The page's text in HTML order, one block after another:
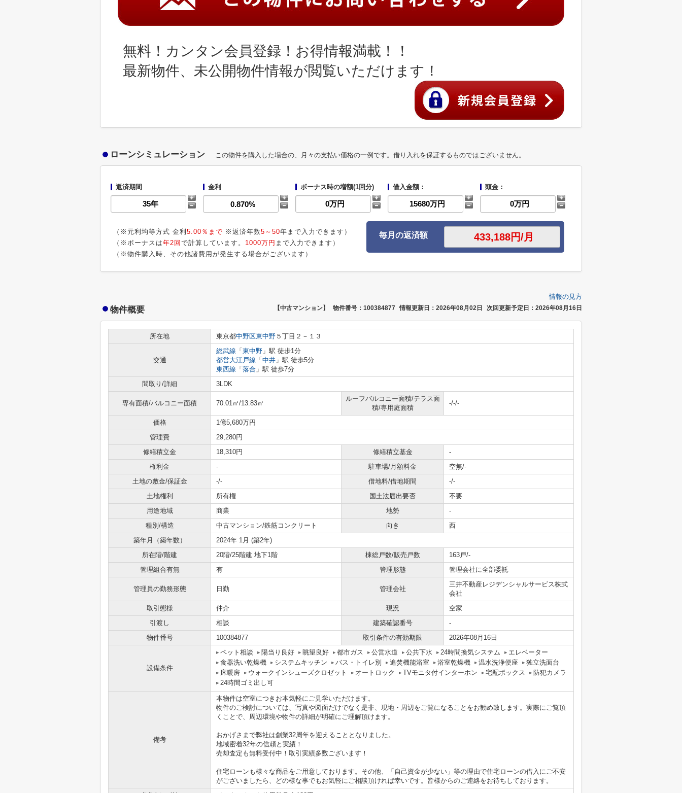
無料！カンタン会員登録！お得情報満載！！
最新物件、未公開物件情報が閲覧いただけます！
ローンシミュレーション この物件を購入した場合の、月々の支払い価格の一例です。借り入れを保証するものではございません。
返済期間 金利 ボーナス時の増額(1回分) 借入金額： 頭金：
（※元利均等方式 金利 5.00％まで ※返済年数5～50年まで入力できます）
（※ボーナスは年2回 で計算しています。 1000万円 まで入力できます）
（※物件購入時、その他諸費用が発生する場合がございます）
毎月の返済額
情報の見方
物件概要 【中古マンション】 物件番号：100384877 情報更新日：2026年08月02日 次回更新予定日：2026年08月16日
所在地 東京都中野区東中野 ５丁目２－１３
交通
総武線 「 東中野 」駅 徒歩1分
都営大江戸線 「 中井 」駅 徒歩5分
東西線 「 落合 」駅 徒歩7分
間取り/詳細
3LDK
専有面積/バルコニー面積 70.01㎡/13.83㎡
ルーフバルコニー面積/テラス面
積/専用庭面積
-/-/-
価格
1億5,680万円
管理費
29,280円
修繕積立金
18,310円 修繕積立基金
-
権利金
- 駐車場/月額料金
空無/-
土地の敷金/保証金
-/- 借地料/借地期間
-/-
土地権利
所有権 国土法届出要否
不要
用途地域
商業 地勢
-
種別/構造
中古マンション/鉄筋コンクリート 向き
西
築年月（築年数）
2024年 1月 (築2年)
所在階/階建
20階/25階建 地下1階 棟総戸数/販売戸数
163戸/-
管理組合有無
有 管理形態 管理会社に全部委託
管理員の勤務形態 日勤 管理会社
三井不動産レジデンシャルサービス株式
会社
取引態様
仲介 現況
空家
引渡し
相談 建築確認番号
-
物件番号
100384877 取引条件の有効期限 2026年08月16日
設備条件
ペット相談 陽当り良好 眺望良好 都市ガス 公営水道 公共下水 24時間換気システム
エレベーター
食器洗い乾燥機
システムキッチン バス・トイレ別 追焚機能浴室 浴室乾燥機 温水洗浄便座
独立洗面台
床暖房
ウォークインシューズクロゼット オートロック TVモニタ付インターホン 宅配ボックス
防犯カメラ
24時間ゴミ出し可
備考
本物件は空室につきお本気軽にご見学いただけます。
物件のご検討については、写真や図面だけでなく是非、現地・周辺をご覧になることをお勧め致します。実際にご覧頂
くことで、周辺環境や物件の詳細が明確にご理解頂けます。
おかげさまで弊社は創業32周年を迎えることとなりました。
地域密着32年の信頼と実績！
売却査定も無料受付中！取引実績多数ございます！
住宅ローンも様々な商品をご用意しております。その他、「自己資金が少ない」等の理由で住宅ローンの借入にご不安
がございましたら、どの様な事でもお気軽にご相談頂ければ幸いです。皆様からのご連絡をお待ちしております。